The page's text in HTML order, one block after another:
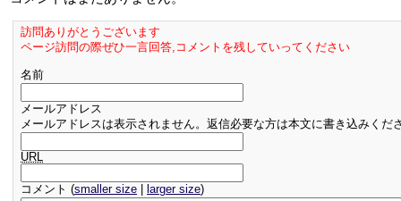
訪問ありがとうございます
ページ訪問の際ぜひ一言回答,コメントを残していってください
名前
メールアドレス
メールアドレスは表示されません。返信必要な方は本文に書き込みくださ
URL
コメント (smaller size larger size)